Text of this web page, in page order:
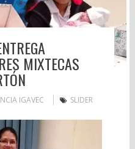
MIXTECAS
IGAVEC SLIDER